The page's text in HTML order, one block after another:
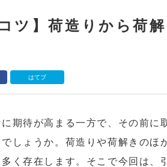
ツ】荷造りから荷
はてブ
期待が高まる一方で、その前に
しょうか。荷造りや荷解きのほ
く存在します。そこで今回は、